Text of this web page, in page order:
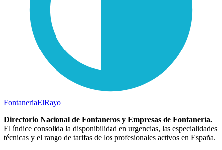
FontaneríaElRayo
Directorio Nacional de Fontaneros y Empresas de Fontanería.
El índice consolida la disponibilidad en urgencias, las especialidades
técnicas y el rango de tarifas de los profesionales activos en España.